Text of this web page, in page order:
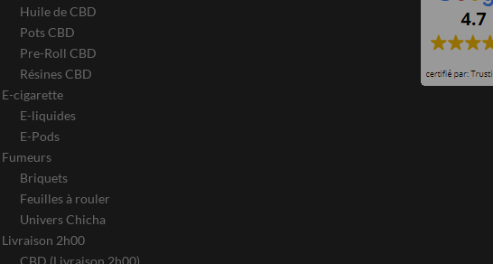
Huile de CBD
Pots CBD
Pre-Roll CBD
Résines CBD
E-cigarette
E-liquides
E-Pods
Fumeurs
Briquets
Feuilles à rouler
Univers Chicha
Livraison 2h00
CBD (Livraison 2h00)